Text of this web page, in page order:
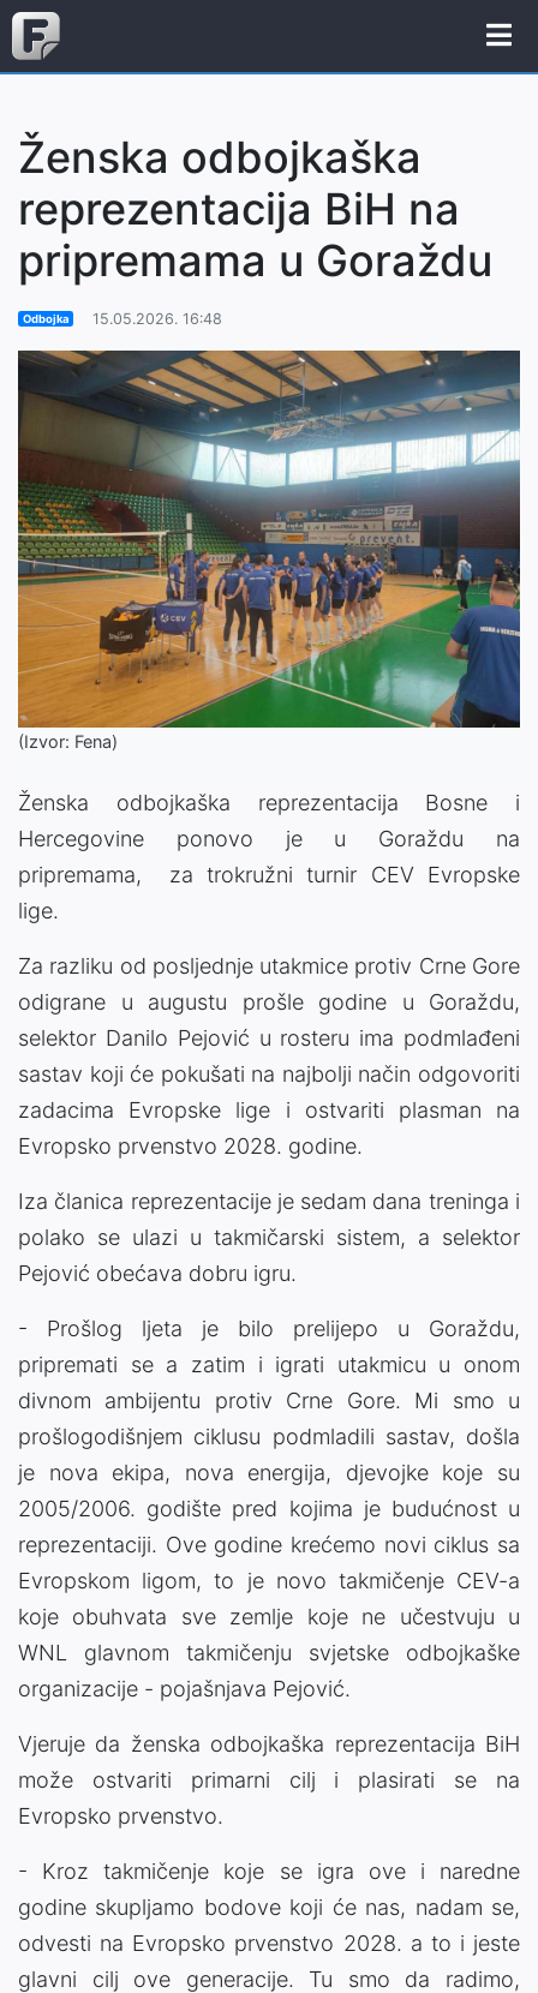
Ženska odbojkaška
reprezentacija BiH na
pripremama u Goraždu
Odbojka 15.05.2026. 16:48
(Izvor: Fena)
Ženska odbojkaška reprezentacija Bosne i
Hercegovine ponovo je u Goraždu na
pripremama, za trokružni turnir CEV Evropske
lige.
Za razliku od posljednje utakmice protiv Crne Gore
odigrane u augustu prošle godine u Goraždu,
selektor Danilo Pejović u rosteru ima podmlađeni
sastav koji će pokušati na najbolji način odgovoriti
zadacima Evropske lige i ostvariti plasman na
Evropsko prvenstvo 2028. godine.
Iza članica reprezentacije je sedam dana treninga i
polako se ulazi u takmičarski sistem, a selektor
Pejović obećava dobru igru.
- Prošlog ljeta je bilo prelijepo u Goraždu,
pripremati se a zatim i igrati utakmicu u onom
divnom ambijentu protiv Crne Gore. Mi smo u
prošlogodišnjem ciklusu podmladili sastav, došla
je nova ekipa, nova energija, djevojke koje su
2005/2006. godište pred kojima je budućnost u
reprezentaciji. Ove godine krećemo novi ciklus sa
Evropskom ligom, to je novo takmičenje CEV-a
koje obuhvata sve zemlje koje ne učestvuju u
WNL glavnom takmičenju svjetske odbojkaške
organizacije - pojašnjava Pejović.
Vjeruje da ženska odbojkaška reprezentacija BiH
može ostvariti primarni cilj i plasirati se na
Evropsko prvenstvo.
- Kroz takmičenje koje se igra ove i naredne
godine skupljamo bodove koji će nas, nadam se,
odvesti na Evropsko prvenstvo 2028. a to i jeste
glavni cilj ove generacije. Tu smo da radimo,